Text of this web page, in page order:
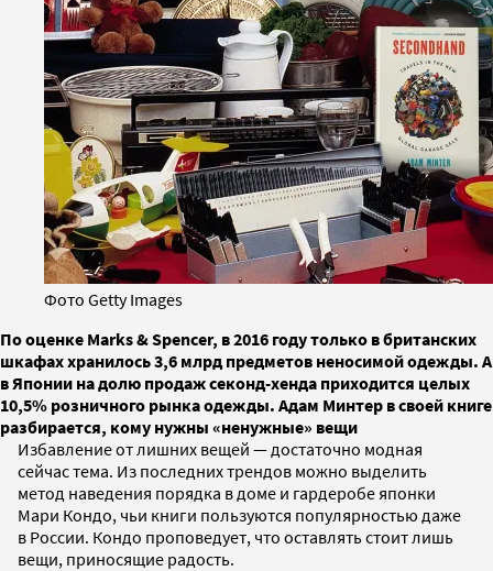
Фото Getty Images
По оценке Marks & Spencer, в 2016 году только в британских
шкафах хранилось 3,6 млрд предметов неносимой одежды. А
в Японии на долю продаж секонд-хенда приходится целых
10,5% розничного рынка одежды. Адам Минтер в своей книге
разбирается, кому нужны «ненужные» вещи
Избавление от лишних вещей — достаточно модная
сейчас тема. Из последних трендов можно выделить
метод наведения порядка в доме и гардеробе японки
Мари Кондо, чьи книги пользуются популярностью даже
в России. Кондо проповедует, что оставлять стоит лишь
вещи, приносящие радость.